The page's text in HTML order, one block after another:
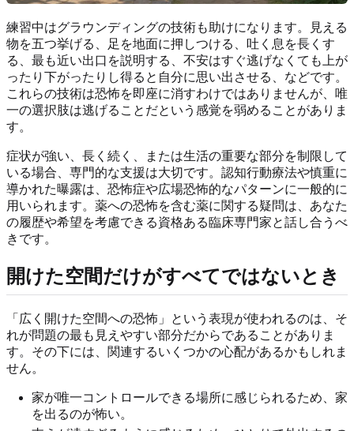
練習中はグラウンディングの技術も助けになります。見える
物を五つ挙げる、足を地面に押しつける、吐く息を長くす
る、最も近い出口を説明する、不安はすぐ逃げなくても上が
ったり下がったりし得ると自分に思い出させる、などです。
これらの技術は恐怖を即座に消すわけではありませんが、唯
一の選択肢は逃げることだという感覚を弱めることがありま
す。
症状が強い、長く続く、または生活の重要な部分を制限して
いる場合、専門的な支援は大切です。認知行動療法や慎重に
導かれた曝露は、恐怖症や広場恐怖的なパターンに一般的に
用いられます。薬への恐怖を含む薬に関する疑問は、あなた
の履歴や希望を考慮できる資格ある臨床専門家と話し合うべ
きです。
開けた空間だけがすべてではないとき
「広く開けた空間への恐怖」という表現が使われるのは、そ
れが問題の最も見えやすい部分だからであることがありま
す。その下には、関連するいくつかの心配があるかもしれま
せん。
家が唯一コントロールできる場所に感じられるため、家
を出るのが怖い。